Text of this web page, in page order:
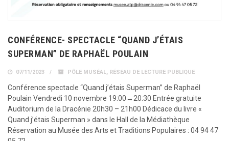
CONFÉRENCE- SPECTACLE “QUAND J’ÉTAIS
SUPERMAN” DE RAPHAËL POULAIN
07/11/2023 PÔLE MUSÉAL RÉSEAU DE LECTURE PUBLIQUE
Conférence spectacle “Quand j’étais Superman” de Raphaël
Poulain Vendredi 10 novembre 19:00→20:30 Entrée gratuite
Auditorium de la Dracénie 20h30 – 21h00 Dédicace du livre «
Quand j’étais Superman » dans le Hall de la Médiathèque
Réservation au Musée des Arts et Traditions Populaires : 04 94 47